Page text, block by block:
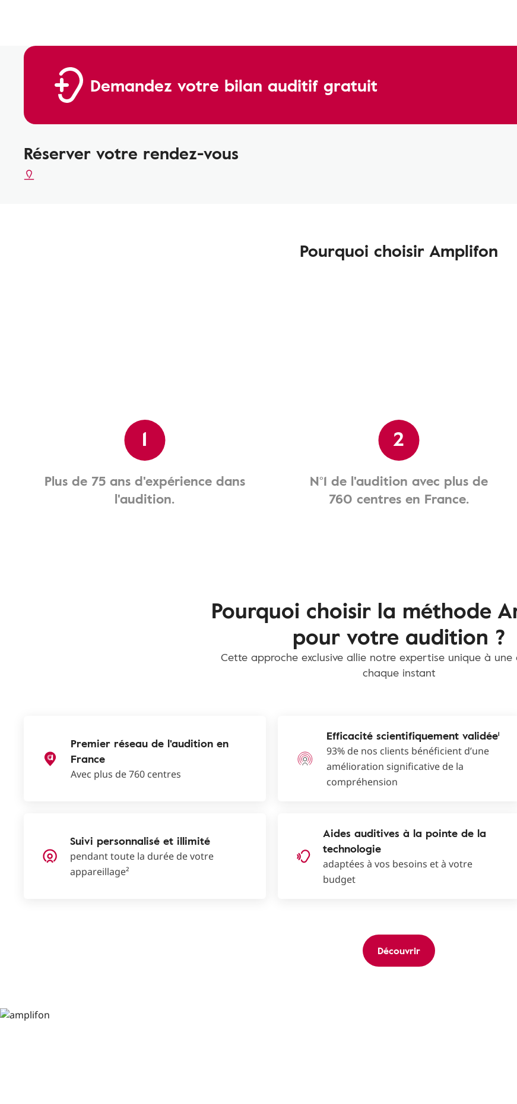
Demandez votre bilan auditif gratuit
Réserver votre rendez-vous
Pourquoi choisir Amplifon
1
Plus de 75 ans d'expérience dans
l'audition.
2
N°1 de l'audition avec plus de
760 centres en France.
Pourquoi choisir la méthode
pour votre audition ?
Cette approche exclusive allie notre expertise unique à
chaque instant
Premier réseau de l'audition en
France
Avec plus de 760 centres
Efficacité scientifiquement validée¹
93% de nos clients bénéficient d’une
amélioration significative de la
compréhension
Suivi personnalisé et illimité
pendant toute la durée de votre
appareillage²
Aides auditives à la pointe de la
technologie
adaptées à vos besoins et à votre
budget
Découvrir